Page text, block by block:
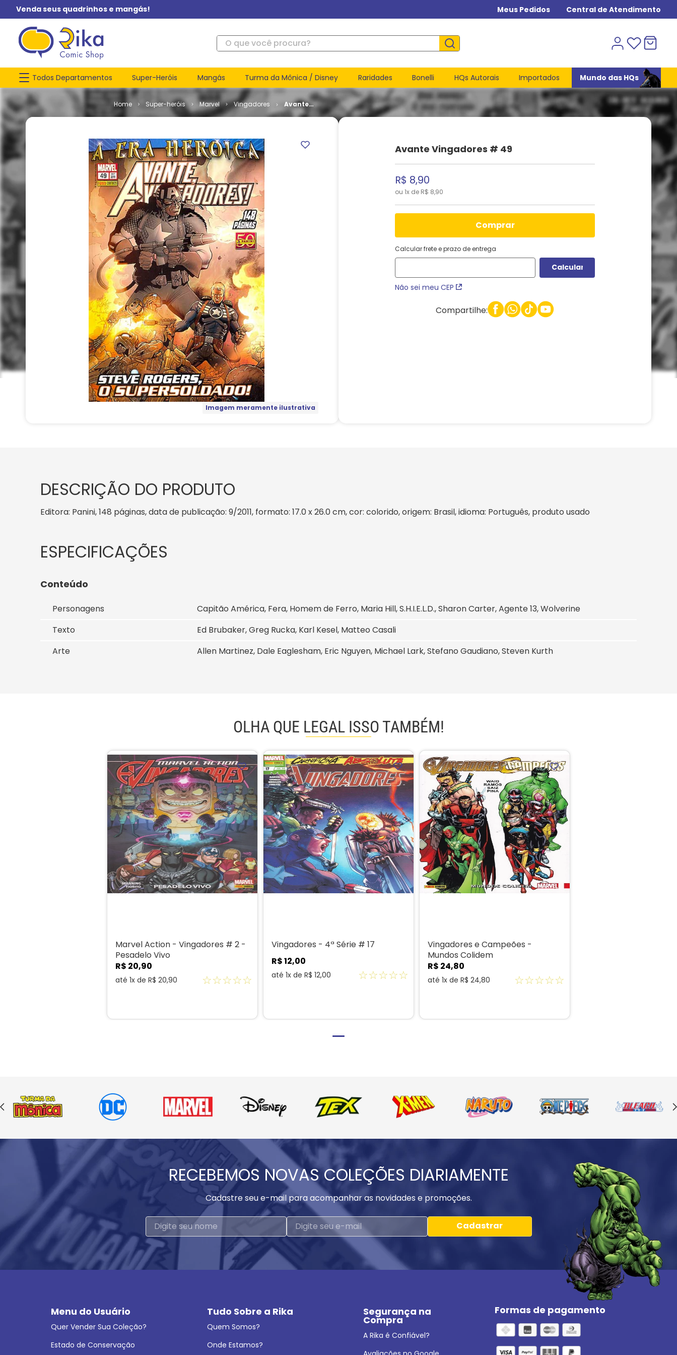
Venda seus quadrinhos e mangás! Meus Pedidos Central de Atendimento
O que você procura?
Todos Departamentos Super-Heróis Mangás Turma da Mônica / Disney Raridades Bonelli HQs Autorais Importados Mundo das HQs
Super-heróis Marvel Vingadores
Avante
Vingadores
Imagem meramente ilustrativa
Avante Vingadores # 49
R$ 8,90
ou 1x de R$ 8,90
comprar
Calcular frete e prazo de entrega
Não sei meu CEP
Compartilhe:
DESCRIÇÃO DO PRODUTO
Editora: Panini, 148 páginas, data de publicação: 9/2011, formato: 17.0 x 26.0 cm, cor: colorido, origem: Brasil, idioma: Português, produto usado
Conteúdo
Personagens
Capitão América, Fera, Homem de Ferro, Maria Hill, S.H.I.E.L.D., Sharon Carter, Agente 13, Wolverine
Texto
Ed Brubaker, Greg Rucka, Karl Kesel, Matteo Casali
Arte
Allen Martinez, Dale Eaglesham, Eric Nguyen, Michael Lark, Stefano Gaudiano, Steven Kurth
OLHA QUE LEGAL ISSO TAMBÉM!
Marvel Action - Vingadores # 2 -
Pesadelo Vivo
R$ 20,90
até 1x de R$ 20,90 ☆☆☆☆☆
Vingadores - 4ª Série # 17
R$12,00
até 1x de R$ 12,00 ☆☆☆☆☆
Vingadores e Campeões -
Mundos Colidem
R$ 24,80
até 1x de R$ 24,80 ☆☆☆☆☆
RECEBEMOS NOVAS COLEÇÕES DIARIAMENTE
Cadastre seu e-mail para acompanhar as novidades e promoções.
Cadastrar
Menu do Usuário
Quer Vender Sua Coleção?
Estado de Conservação
Tudo Sobre a Rika
Quem Somos?
Onde Estamos?
Segurança na
Compra
A Rika é Confiável?
Formas de pagamento